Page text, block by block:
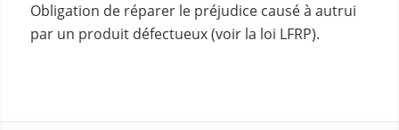
Obligation de réparer le préjudice causé à autrui
par un produit défectueux (voir la loi LFRP).